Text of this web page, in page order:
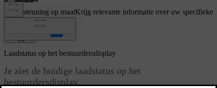
Ondersteuning op maatKrijg relevante informatie over uw specifieke
auto.
Laadstatus op het bestuurdersdisplay
Je ziet de huidige laadstatus op het
bestuurdersdisplay.